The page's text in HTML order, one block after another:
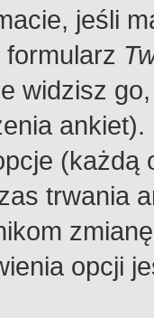
jeśli
widzisz
trwania
opcji